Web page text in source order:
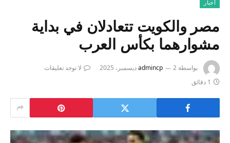
أخبار
مصر والكويت تتعادلان في بداية
مشوارهما بكأس العرب
بواسطة admincp 2 ديسمبر، 2025
لا توجد تعليقات
1 دقائق